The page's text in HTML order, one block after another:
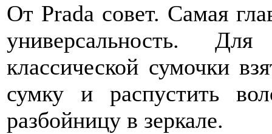
От Prada совет. Самая
универсальность.
классической сумочки
сумку и распустить
разбойницу в зеркале.